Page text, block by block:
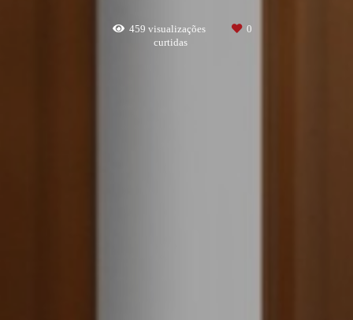
459 visualizações
0
curtidas